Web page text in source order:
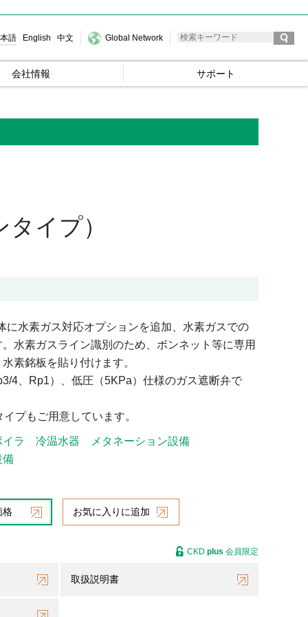
語 English 中文 Global Network
会社情報 サポート
イプ）
に水素ガス対応オプションを追加、水素ガスでの
水素ガスライン識別のため、ボンネット等に専用
素銘板を貼り付けます。
4、Rp1）、低圧（5KPa）仕様のガス遮断弁で
プもご用意しています。
イラ 冷温水器
メタネーション設備
備
格 お気に入りに追加
取扱説明書
CKD plus 会員限定